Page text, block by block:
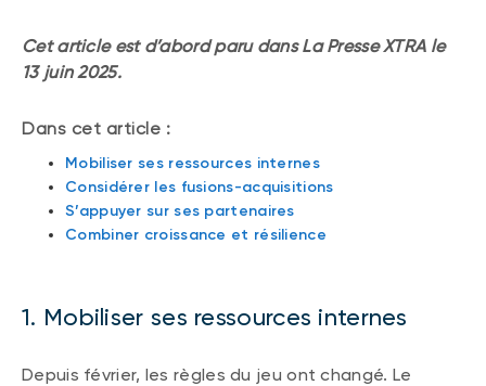
Cet article est d’abord paru dans La Presse XTRA le
13 juin 2025.
Dans cet article :
Mobiliser ses ressources internes
Considérer les fusions-acquisitions
S’appuyer sur ses partenaires
Combiner croissance et résilience
1. Mobiliser ses ressources internes
Depuis février, les règles du jeu ont changé. Le